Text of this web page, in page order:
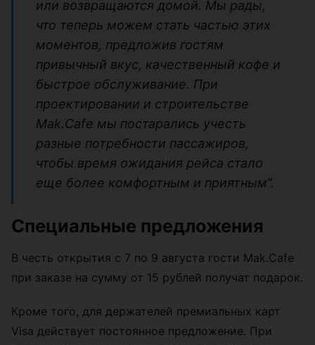
или возвращаются домой. Мы рады,
что теперь можем стать частью этих
моментов, предложив гостям
привычный вкус, качественный кофе и
быстрое обслуживание. При
проектировании и строительстве
Mak.Cafe мы постарались учесть
разные потребности пассажиров,
чтобы время ожидания рейса стало
еще более комфортным и приятным”.
Специальные предложения
В честь открытия с 7 по 9 августа гости Mak.Cafe
при заказе на сумму от 15 рублей получат подарок.
Кроме того, для держателей премиальных карт
Visa действует постоянное предложение. При